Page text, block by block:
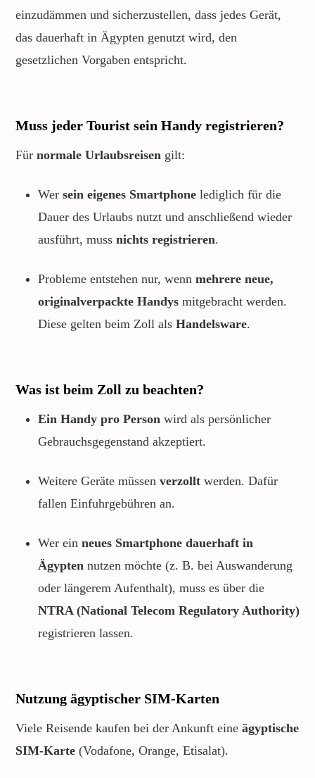
einzudämmen und sicherzustellen, dass jedes Gerät,
das dauerhaft in Ägypten genutzt wird, den
gesetzlichen Vorgaben entspricht.
Muss jeder Tourist sein Handy registrieren?
Für normale Urlaubsreisen gilt:
Wer sein eigenes Smartphone lediglich für die
Dauer des Urlaubs nutzt und anschließend wieder
ausführt, muss nichts registrieren.
Probleme entstehen nur, wenn mehrere neue,
originalverpackte Handys mitgebracht werden.
Diese gelten beim Zoll als Handelsware.
Was ist beim Zoll zu beachten?
Ein Handy pro Person wird als persönlicher
Gebrauchsgegenstand akzeptiert.
Weitere Geräte müssen verzollt werden. Dafür
fallen Einfuhrgebühren an.
Wer ein neues Smartphone dauerhaft in
Ägypten nutzen möchte (z. B. bei Auswanderung
oder längerem Aufenthalt), muss es über die
NTRA (National Telecom Regulatory Authority)
registrieren lassen.
Nutzung ägyptischer SIM-Karten
Viele Reisende kaufen bei der Ankunft eine ägyptische
SIM-Karte (Vodafone, Orange, Etisalat).